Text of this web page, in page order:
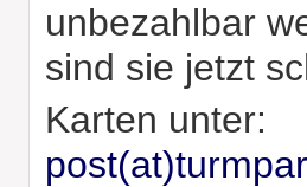
unbezahlbar
sind sie jetzt
Karten unter: